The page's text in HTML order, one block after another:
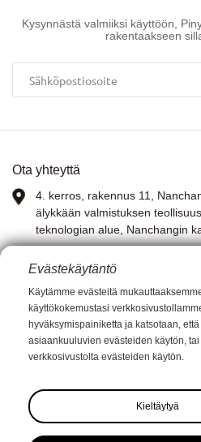
Kysynnästä valmiiksi käyttöön,
rakentaakseen
Ota yhteyttä
4. kerros, rakennus 11,
älykkään valmistuksen
teknologian alue, Nanchangin
WhatsApp:13767972399
KUVA: Anna Xia
Sähköposti:
Evästekäytäntö
Käytämme evästeitä
käyttökokemustasi
hyväksymispainiketta ja katsotaan,
asiaankuuluvien evästeiden käytön,
verkkosivustolta evästeiden käytön.
Kieltäytyä